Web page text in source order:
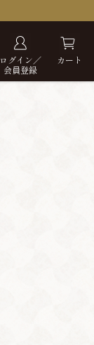
ログイン／
会員登録
カート